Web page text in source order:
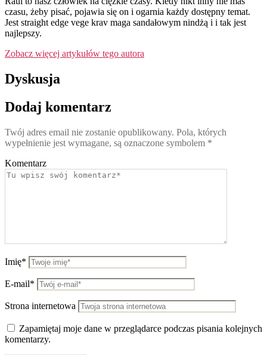
czasu, żeby pisać, pojawia się on i ogarnia każdy dostępny temat.
Jest straight edge vege krav maga sandałowym nindżą i i tak jest
najlepszy.
Zobacz więcej artykułów tego autora
Dyskusja
Dodaj komentarz
Twój adres email nie zostanie opublikowany. Pola, których
wypełnienie jest wymagane, są oznaczone symbolem *
Komentarz
Imię*
E-mail*
Strona internetowa
Zapamiętaj moje dane w przeglądarce podczas pisania kolejnych
komentarzy.